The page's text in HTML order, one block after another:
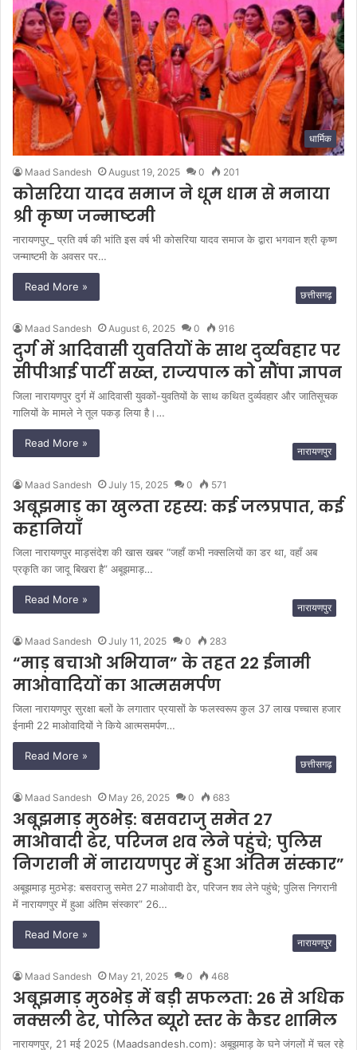
धार्मिक
Maad Sandesh August 19, 2025 0 201
कोसरिया यादव समाज ने धूम धाम से मनाया
श्री कृष्ण जन्माष्टमी
नारायणपुर_ प्रति वर्ष की भांति इस वर्ष भी कोसरिया यादव समाज के द्वारा भगवान श्री कृष्ण
जन्माष्टमी के अवसर पर…
Read More »
छत्तीसगढ़
Maad Sandesh August 6, 2025 0 916
दुर्ग में आदिवासी युवतियों के साथ दुर्व्यवहार पर
सीपीआई पार्टी सख्त, राज्यपाल को सौंपा ज्ञापन
जिला नारायणपुर दुर्ग में आदिवासी युवकों-युवतियों के साथ कथित दुर्व्यवहार और जातिसूचक
गालियों के मामले ने तूल पकड़ लिया है।…
Read More »
नारायणपुर
Maad Sandesh July 15, 2025 0 571
अबूझमाड़ का खुलता रहस्य: कई जलप्रपात, कई
कहानियाँ
जिला नारायणपुर माड़संदेश की खास खबर “जहाँ कभी नक्सलियों का डर था, वहाँ अब
प्रकृति का जादू बिखरा है” अबूझमाड़…
Read More »
नारायणपुर
Maad Sandesh July 11, 2025 0 283
“माड़ बचाओ अभियान” के तहत 22 ईनामी
माओवादियों का आत्मसमर्पण
जिला नारायणपुर सुरक्षा बलों के लगातार प्रयासों के फलस्वरूप कुल 37 लाख पच्चास हजार
ईनामी 22 माओवादियों ने किये आत्मसमर्पण…
Read More »
छत्तीसगढ़
Maad Sandesh May 26, 2025 0 683
अबूझमाड़ मुठभेड़: बसवराजु समेत 27
माओवादी ढेर, परिजन शव लेने पहुंचे; पुलिस
निगरानी में नारायणपुर में हुआ अंतिम संस्कार”
अबूझमाड़ मुठभेड़: बसवराजु समेत 27 माओवादी ढेर, परिजन शव लेने पहुंचे; पुलिस निगरानी
में नारायणपुर में हुआ अंतिम संस्कार” 26…
Read More »
नारायणपुर
Maad Sandesh May 21, 2025 0 468
अबूझमाड़ मुठभेड़ में बड़ी सफलता: 26 से अधिक
नक्सली ढेर, पोलित ब्यूरो स्तर के कैडर शामिल
नारायणपुर, 21 मई 2025 (Maadsandesh.com): अबूझमाड़ के घने जंगलों में चल रहे